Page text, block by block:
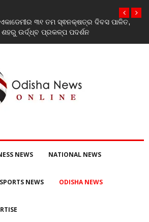
Group Launch ‘QALA’ – A
Development in Bhubaneswar
NEWS NATIONAL NEWS
SPORTS NEWS ODISHA NEWS